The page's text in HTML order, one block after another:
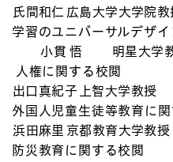
氏間和仁 広島大学大学院教
学習のユニバーサルデザ
小貫 悟
明星大学
人権に関する校閲
出口真紀子
上智大学教授
外国人児童生徒等教育に関
浜田麻里 京都教育大学教授
防災教育に関する校閲